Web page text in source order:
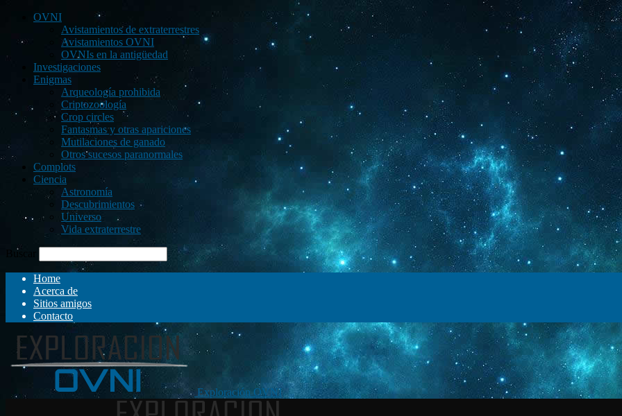
OVNI
Avistamientos de extraterrestres
Avistamientos OVNI
OVNIs en la antigüedad
Investigaciones
Enigmas
Arqueología prohibida
Criptozoología
Crop circles
Fantasmas y otras apariciones
Mutilaciones de ganado
Otros sucesos paranormales
Complots
Ciencia
Astronomía
Descubrimientos
Universo
Vida extraterrestre
Buscar
Home
Acerca de
Sitios amigos
Contacto
Exploración OVNI